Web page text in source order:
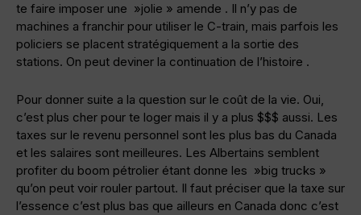
te faire imposer une »jolie » amende . Il n’y pas de
machines a franchir pour utiliser le C-train, mais parfois les
policiers se placent stratégiquement a la sortie des
stations. On peut deviner la continuation de l’histoire .
Pour donner suite a la question sur le coût de la vie. Oui,
c’est plus cher pour te loger mais il y a plus $$$ aussi. Les
taxes sur le revenu personnel sont les plus bas du Canada
et les salaires sont meilleures. Les Albertains semblent
profiter du boom pétrolier étant donne les »big trucks »
qu’on peut voir rouler partout. Il faut préciser que la taxe sur
l’essence c’est plus bas que ailleurs en Canada donc c’est